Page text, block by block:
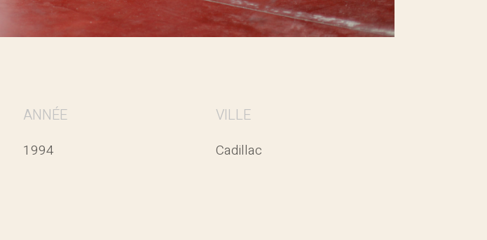
ANNÉE
1994
VILLE
Cadillac